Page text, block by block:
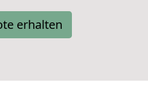
erhalten